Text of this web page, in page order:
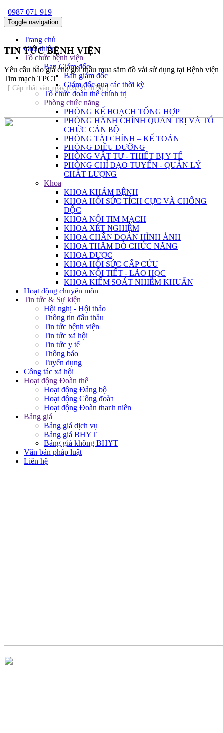
0987 071 919
Toggle navigation
Trang chủ
Giới thiệu
Tổ chức bệnh viện
Ban Giám đốc
Ban giám đốc
Giám đốc qua các thời kỳ
Tổ chức đoàn thể chính trị
Phòng chức năng
PHÒNG KẾ HOẠCH TỔNG HỢP
PHÒNG HÀNH CHÍNH QUẢN TRỊ VÀ TỔ
CHỨC CÁN BỘ
PHÒNG TÀI CHÍNH – KẾ TOÁN
PHÒNG ĐIỀU DƯỠNG
PHÒNG VẬT TƯ - THIẾT BỊ Y TẾ
PHÒNG CHỈ ĐẠO TUYẾN - QUẢN LÝ
CHẤT LƯỢNG
Khoa
KHOA KHÁM BỆNH
KHOA HỒI SỨC TÍCH CỰC VÀ CHỐNG
ĐỘC
KHOA NỘI TIM MẠCH
KHOA XÉT NGHIỆM
KHOA CHẨN ĐOÁN HÌNH ẢNH
KHOA THĂM DÒ CHỨC NĂNG
KHOA DƯỢC
KHOA HỒI SỨC CẤP CỨU
KHOA NỘI TIẾT - LÃO HỌC
KHOA KIỂM SOÁT NHIỄM KHUẨN
Hoạt động chuyên môn
Tin tức & Sự kiện
Hội nghị - Hội thảo
Thông tin đấu thầu
Tin tức bệnh viện
Tin tức xã hội
Tin tức y tế
Thông báo
Tuyển dụng
Công tác xã hội
Hoạt động Đoàn thể
Hoạt động Đảng bộ
Hoạt động Công đoàn
Hoạt động Đoàn thanh niên
Bảng giá
Bảng giá dịch vụ
Bảng giá BHYT
Bảng giá không BHYT
Văn bản pháp luật
Liên hệ
TIN TỨC BỆNH VIỆN
Yêu cầu báo giá cho gói thầu mua sắm đồ vải sử dụng tại Bệnh viện
Tim mạch TPCT
[ Cập nhật vào ngày (09/09/2025) ]